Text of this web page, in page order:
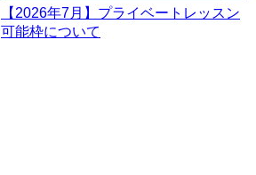
【2026年7月】プライベートレッスン
可能枠について